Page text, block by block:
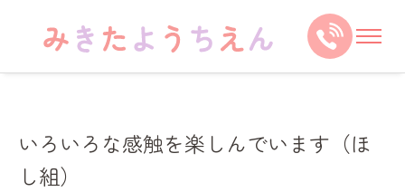
いろいろな感触を楽しんでいます（ほ
し組）